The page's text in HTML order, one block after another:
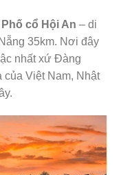
Phố cổ Hội An – di
35km. Nơi đây
nhất xứ Đàng
Việt Nam, Nhật